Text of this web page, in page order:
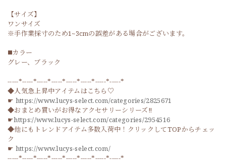
【サイズ】
ワンサイズ
※手作業採寸のため1~3cmの誤差がある場合がございます。
◼️カラー
グレー、ブラック
-----*-----*-----*-----*-----*-----*-----*-----*
◆人気急上昇中アイテムはこちら♡
☛ https://www.lucys-select.com/categories/2825671
◆おまとめ買いがお得なアクセサリーシリーズ‼
☛https://www.lucys-select.com/categories/2954516
◆他にもトレンドアイテム多数入荷中！クリックしてTOPからチェッ
ク
☛ https://www.lucys-select.com/
-----*-----*-----*-----*-----*-----*-----*-----*